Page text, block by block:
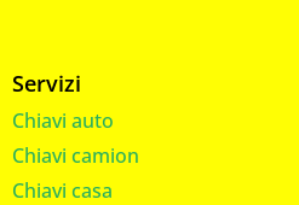
Servizi
Chiavi auto
Chiavi camion
Chiavi casa